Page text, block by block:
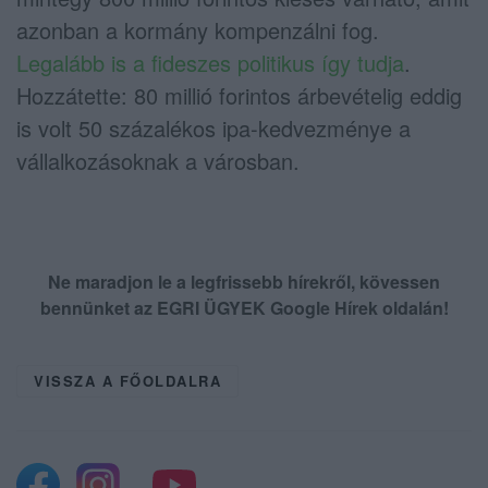
azonban a kormány kompenzálni fog.
Legalább is a fideszes politikus így tudja.
Hozzátette: 80 millió forintos árbevételig eddig
is volt 50 százalékos ipa-kedvezménye a
vállalkozásoknak a városban.
Ne maradjon le a legfrissebb hírekről, kövessen
bennünket az EGRI ÜGYEK Google Hírek oldalán!
VISSZA A FŐOLDALRA